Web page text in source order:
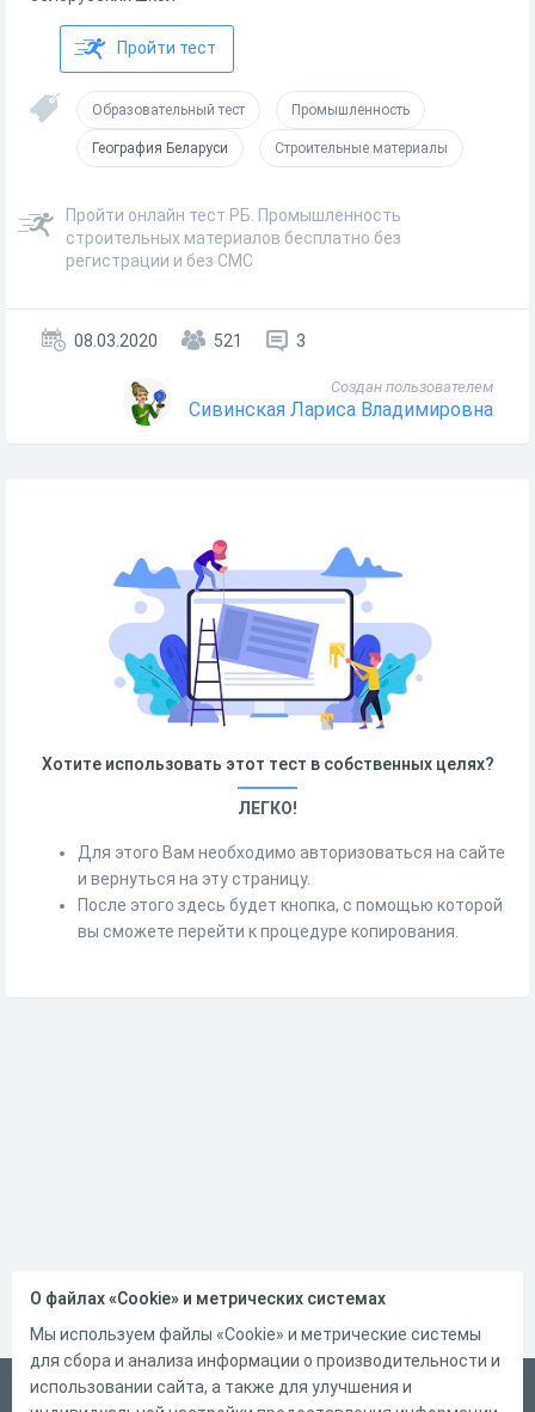
Пройти тест
Образовательный тест Промышленность
География Беларуси Строительные материалы
Пройти онлайн тест РБ. Промышленность
строительных материалов бесплатно без
регистрации и без СМС
08.03.2020 521 3
Создан пользователем
Сивинская Лариса Владимировна
Хотите использовать этот тест в собственных целях?
ЛЕГКО!
Для этого Вам необходимо авторизоваться на сайте
и вернуться на эту страницу.
После этого здесь будет кнопка, с помощью которой
вы сможете перейти к процедуре копирования.
Русский
О файлах «Cookie» и метрических системах
Мы используем файлы «Cookie» и метрические системы
для сбора и анализа информации о производительности и
использовании сайта, а также для улучшения и